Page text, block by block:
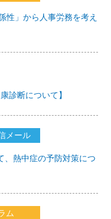
性」から人事労務を考え
診断について】
メール
、熱中症の予防対策につ
ム